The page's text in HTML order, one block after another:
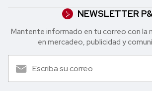
NEWSLETTER
Mantente informado en tu correo con la
en mercadeo, publicidad y